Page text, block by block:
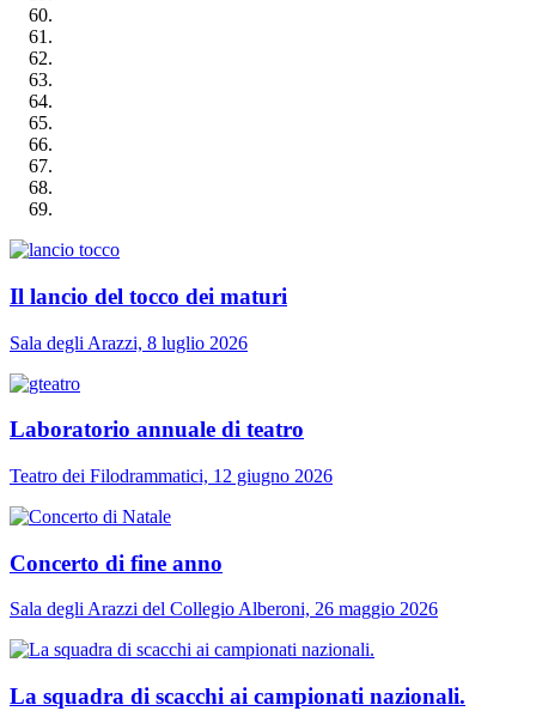
Il lancio del tocco dei maturi
Sala degli Arazzi, 8 luglio 2026
Laboratorio annuale di teatro
Teatro dei Filodrammatici, 12 giugno 2026
Concerto di fine anno
Sala degli Arazzi del Collegio Alberoni, 26 maggio 2026
La squadra di scacchi ai campionati nazionali.